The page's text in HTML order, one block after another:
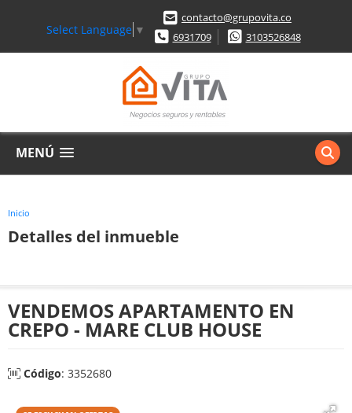
Select Language ▼
contacto@grupovita.co
6931709
3103526848
MENÚ
Inicio
Detalles del inmueble
VENDEMOS APARTAMENTO EN
CREPO - MARE CLUB HOUSE
Código: 3352680